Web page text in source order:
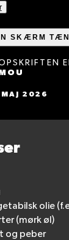
SKÆRM
MOU
MAJ 2026
olie
(mørk øl)
og peber